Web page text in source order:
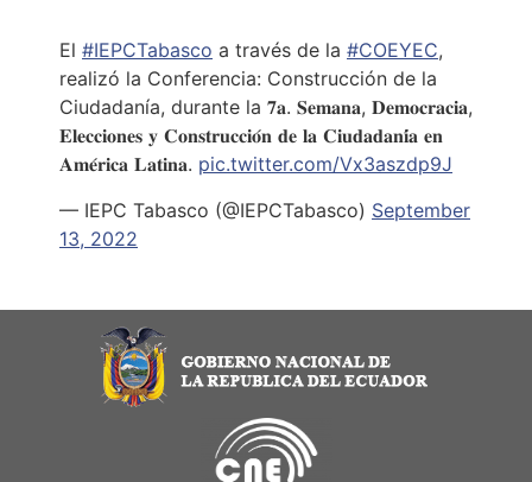
El #IEPCTabasco a través de la #COEYEC,
realizó la Conferencia: Construcción de la
Ciudadanía, durante la 𝟕𝐚. 𝐒𝐞𝐦𝐚𝐧𝐚, 𝐃𝐞𝐦𝐨𝐜𝐫𝐚𝐜𝐢𝐚,
𝐄𝐥𝐞𝐜𝐜𝐢𝐨𝐧𝐞𝐬 𝐲 𝐂𝐨𝐧𝐬𝐭𝐫𝐮𝐜𝐜𝐢𝐨́𝐧 𝐝𝐞 𝐥𝐚 𝐂𝐢𝐮𝐝𝐚𝐝𝐚𝐧𝐢́𝐚 𝐞𝐧
𝐀𝐦𝐞́𝐫𝐢𝐜𝐚 𝐋𝐚𝐭𝐢𝐧𝐚. pic.twitter.com/Vx3aszdp9J
— IEPC Tabasco (@IEPCTabasco) September
13, 2022